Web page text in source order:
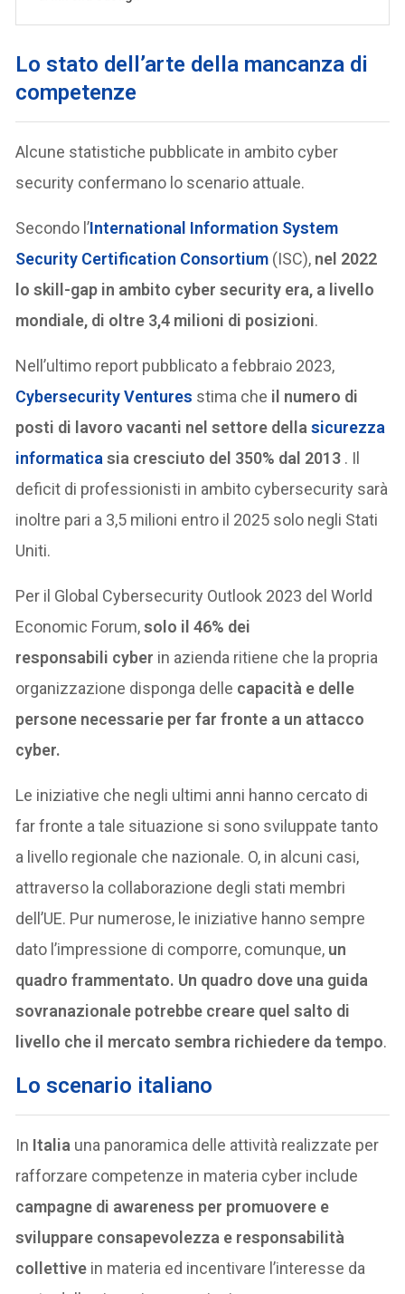
Lo stato dell’arte della mancanza di
competenze
Alcune statistiche pubblicate in ambito cyber
security confermano lo scenario attuale.
Secondo l’International Information System
Security Certification Consortium (ISC), nel 2022
lo skill-gap in ambito cyber security era, a livello
mondiale, di oltre 3,4 milioni di posizioni.
Nell’ultimo report pubblicato a febbraio 2023,
Cybersecurity Ventures stima che il numero di
posti di lavoro vacanti nel settore dellasicurezza
informaticasia cresciuto del 350% dal 2013 . Il
deficit di professionisti in ambito cybersecurity sarà
inoltre pari a 3,5 milioni entro il 2025 solo negli Stati
Uniti.
Per il Global Cybersecurity Outlook 2023 del World
Economic Forum,solo il 46% dei
responsabili cyber in azienda ritiene che la propria
organizzazione disponga delle capacità e delle
persone necessarie per far fronte a un attacco
cyber.
Le iniziative che negli ultimi anni hanno cercato di
far fronte a tale situazione si sono sviluppate tanto
a livello regionale che nazionale. O, in alcuni casi,
attraverso la collaborazione degli stati membri
dell’UE. Pur numerose, le iniziative hanno sempre
dato l’impressione di comporre, comunque, un
quadro frammentato. Un quadro dove una guida
sovranazionale potrebbe creare quel salto di
livello che il mercato sembra richiedere da tempo.
Lo scenario italiano
In Italia una panoramica delle attività realizzate per
rafforzare competenze in materia cyber include
campagne di awareness per promuovere e
sviluppare consapevolezza e responsabilità
collettive in materia ed incentivare l’interesse da